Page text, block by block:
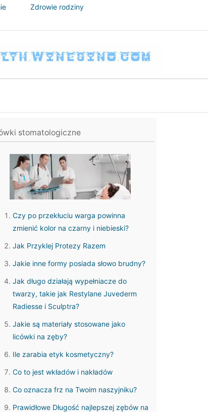
Zdrowie rodziny
stomatologiczne
Czy po przekłuciu warga powinna
zmienić kolor na czarny i niebieski?
Jak Przyklej Protezy Razem
Jakie inne formy posiada słowo brudny?
Jak długo działają wypełniacze do
twarzy, takie jak Restylane Juvederm
Radiesse i Sculptra?
Jakie są materiały stosowane jako
licówki na zęby?
Ile zarabia etyk kosmetyczny?
Co to jest wkładów i nakładów
Co oznacza frz na Twoim naszyjniku?
Prawidłowe Długość najlepszej zębów na